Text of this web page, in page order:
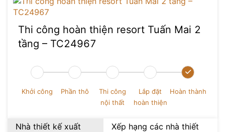
Thi công hoàn thiện resort Tuấn Mai 2
tầng – TC24967
Khởi công Phần thô
Thi công
nội thất
Lắp đặt
hoàn thiện
Hoàn thành
Nhà thiết kế xuất
Xếp hạng các nhà thiết